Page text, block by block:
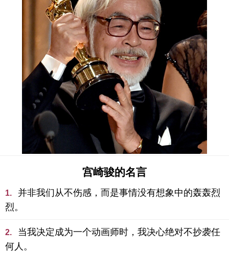
宫崎骏的名言
1.
并非我们从不伤感，而是事情没有想象中的轰轰烈
烈。
2.
当我决定成为一个动画师时，我决心绝对不抄袭任
何人。